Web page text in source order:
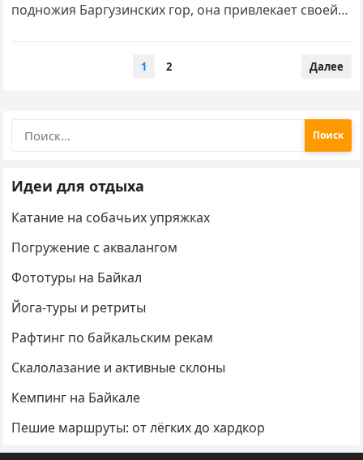
подножия Баргузинских гор, она привлекает своей
1 2 Далее
Идеи для отдыха
Катание на собачьих упряжках
Погружение с аквалангом
Фототуры на Байкал
Йога-туры и ретриты
Рафтинг по байкальским рекам
Скалолазание и активные склоны
Кемпинг на Байкале
Пешие маршруты: от лёгких до хардкор